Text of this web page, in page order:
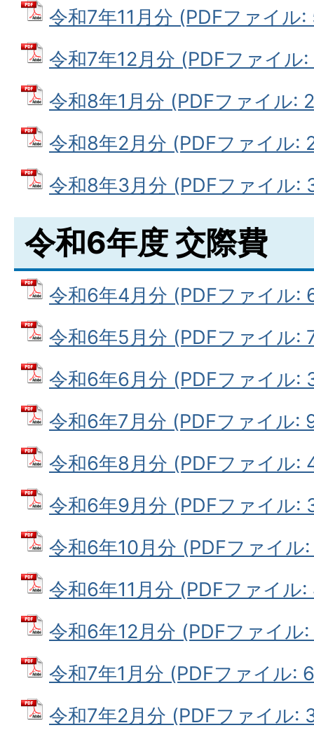
令和7年11月分 (PDFファイル
令和7年12月分 (PDFファイル
令和8年1月分 (PDFファイル:
令和8年2月分 (PDFファイル:
令和8年3月分 (PDFファイル:
令和6年度 交際費
令和6年4月分 (PDFファイル:
令和6年5月分 (PDFファイル:
令和6年6月分 (PDFファイル:
令和6年7月分 (PDFファイル:
令和6年8月分 (PDFファイル:
令和6年9月分 (PDFファイル:
令和6年10月分 (PDFファイル
令和6年11月分 (PDFファイル
令和6年12月分 (PDFファイル
令和7年1月分 (PDFファイル:
令和7年2月分 (PDFファイル: